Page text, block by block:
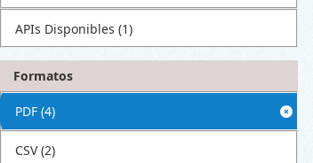
APIs Disponibles (1)
Formatos
PDF (4)
CSV (2)